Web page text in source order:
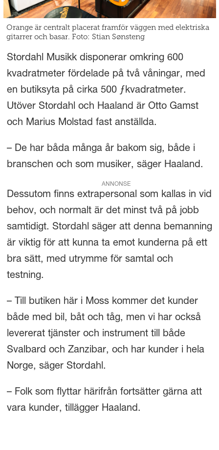
Orange är centralt placerat framför väggen med elektriska
gitarrer och basar. Foto: Stian Sønsteng
Stordahl Musikk disponerar omkring 600
kvadratmeter fördelade på två våningar, med
en butiksyta på cirka 500 ƒkvadratmeter.
Utöver Stordahl och Haaland är Otto Gamst
och Marius Molstad fast anställda.
– De har båda många år bakom sig, både i
branschen och som musiker, säger Haaland.
ANNONSE
Dessutom finns extrapersonal som kallas in vid
behov, och normalt är det minst två på jobb
samtidigt. Stordahl säger att denna bemanning
är viktig för att kunna ta emot kunderna på ett
bra sätt, med utrymme för samtal och
testning.
– Till butiken här i Moss kommer det kunder
både med bil, båt och tåg, men vi har också
levererat tjänster och instrument till både
Svalbard och Zanzibar, och har kunder i hela
Norge, säger Stordahl.
– Folk som flyttar härifrån fortsätter gärna att
vara kunder, tillägger Haaland.